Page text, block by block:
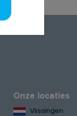
Onze locaties
Vlissingen